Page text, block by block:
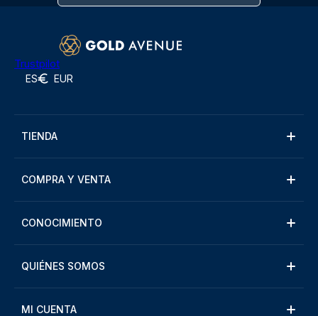
Trustpilot
ES EUR
TIENDA
COMPRA Y VENTA
CONOCIMIENTO
QUIÉNES SOMOS
MI CUENTA